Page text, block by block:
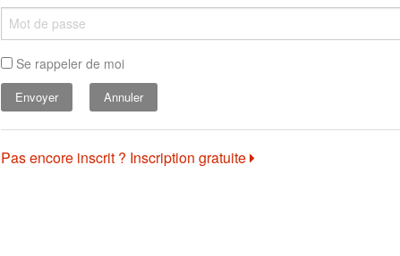
Se rappeler de moi
Annuler
Pas encore inscrit ? Inscription gratuite